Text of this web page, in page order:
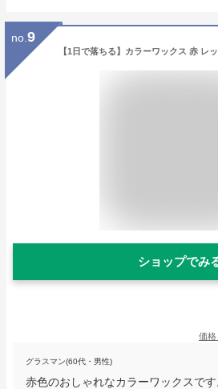
no. 9
ショップでみ
価格
グラスマン(60代・男性)
赤色のおしゃれなカラーワックスで